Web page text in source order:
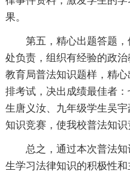
果。
第五，精心出题答题
处负责，组织有经验的政
教育局普法知识题样，精
排考试，决出成绩最佳者
生唐义汝、九年级学生吴
知识竞赛，使我校普法知识
总之，通过本次普法
生学习法律知识的积极性